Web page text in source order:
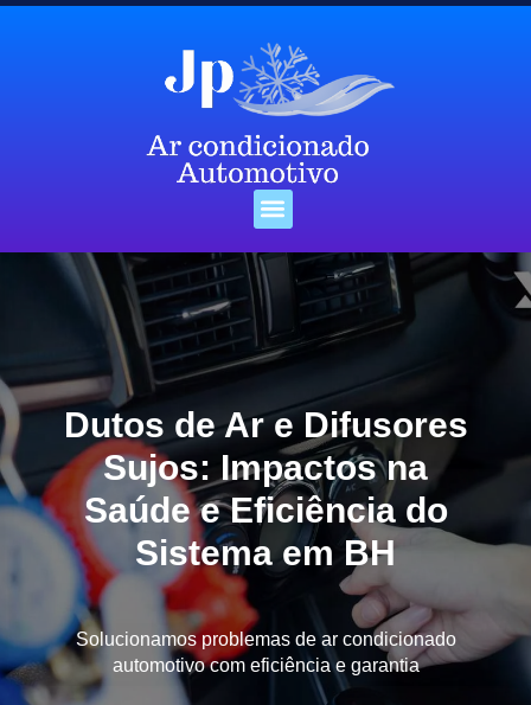
Dutos de Ar e Difusores
Sujos: Impactos na
Saúde e Eficiência do
Sistema em BH
Solucionamos problemas de ar condicionado
automotivo com eficiência e garantia